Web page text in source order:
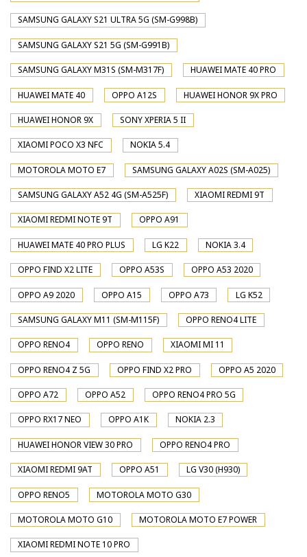
SAMSUNG GALAXY S21 ULTRA 5G (SM-G998B)
SAMSUNG GALAXY S21 5G (SM-G991B)
SAMSUNG GALAXY M31S (SM-M317F) HUAWEI MATE 40 PRO
HUAWEI MATE 40 OPPO A12S HUAWEI HONOR 9X PRO
HUAWEI HONOR 9X SONY XPERIA 5 II
XIAOMI POCO X3 NFC NOKIA 5.4
MOTOROLA MOTO E7 SAMSUNG GALAXY A02S (SM-A025)
SAMSUNG GALAXY A52 4G (SM-A525F) XIAOMI REDMI 9T
XIAOMI REDMI NOTE 9T OPPO A91
HUAWEI MATE 40 PRO PLUS LG K22 NOKIA 3.4
OPPO FIND X2 LITE OPPO A53S OPPO A53 2020
OPPO A9 2020 OPPO A15 OPPO A73 LG K52
SAMSUNG GALAXY M11 (SM-M115F) OPPO RENO4 LITE
OPPO RENO4 OPPO RENO XIAOMI MI 11
OPPO RENO4 Z 5G OPPO FIND X2 PRO OPPO A5 2020
OPPO A72 OPPO A52 OPPO RENO4 PRO 5G
OPPO RX17 NEO OPPO A1K NOKIA 2.3
HUAWEI HONOR VIEW 30 PRO OPPO RENO4 PRO
XIAOMI REDMI 9AT OPPO A51 LG V30 (H930)
OPPO RENO5 MOTOROLA MOTO G30
MOTOROLA MOTO G10 MOTOROLA MOTO E7 POWER
XIAOMI REDMI NOTE 10 PRO